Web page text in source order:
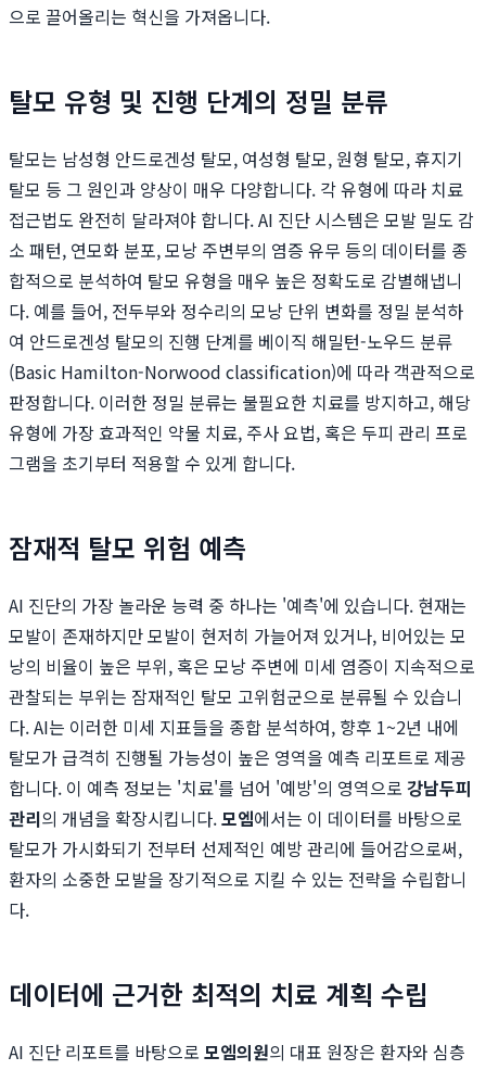
으로 끌어올리는 혁신을 가져옵니다.
탈모 유형 및 진행 단계의 정밀 분류
탈모는 남성형 안드로겐성 탈모, 여성형 탈모, 원형 탈모, 휴지기
탈모 등 그 원인과 양상이 매우 다양합니다. 각 유형에 따라 치료
접근법도 완전히 달라져야 합니다. AI 진단 시스템은 모발 밀도 감
소 패턴, 연모화 분포, 모낭 주변부의 염증 유무 등의 데이터를 종
합적으로 분석하여 탈모 유형을 매우 높은 정확도로 감별해냅니
다. 예를 들어, 전두부와 정수리의 모낭 단위 변화를 정밀 분석하
여 안드로겐성 탈모의 진행 단계를 베이직 해밀턴-노우드 분류
(Basic Hamilton-Norwood classification)에 따라 객관적으로
판정합니다. 이러한 정밀 분류는 불필요한 치료를 방지하고, 해당
유형에 가장 효과적인 약물 치료, 주사 요법, 혹은 두피 관리 프로
그램을 초기부터 적용할 수 있게 합니다.
잠재적 탈모 위험 예측
AI 진단의 가장 놀라운 능력 중 하나는 '예측'에 있습니다. 현재는
모발이 존재하지만 모발이 현저히 가늘어져 있거나, 비어있는 모
낭의 비율이 높은 부위, 혹은 모낭 주변에 미세 염증이 지속적으로
관찰되는 부위는 잠재적인 탈모 고위험군으로 분류될 수 있습니
다. AI는 이러한 미세 지표들을 종합 분석하여, 향후 1~2년 내에
탈모가 급격히 진행될 가능성이 높은 영역을 예측 리포트로 제공
합니다. 이 예측 정보는 '치료'를 넘어 '예방'의 영역으로 강남두피
관리의 개념을 확장시킵니다.모엠에서는 이 데이터를 바탕으로
탈모가 가시화되기 전부터 선제적인 예방 관리에 들어감으로써,
환자의 소중한 모발을 장기적으로 지킬 수 있는 전략을 수립합니
다.
데이터에 근거한 최적의 치료 계획 수립
AI 진단 리포트를 바탕으로 모엠의원의 대표 원장은 환자와 심층